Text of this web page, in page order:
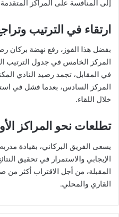
إلى المنافسة على المراكز
ارتقاء في الترتيب
المركز الخامس في جدول الترتيب
المركز السادس، بعدما فشل في
خلال اللقاء.
تطلعات نحو المراكز
يسعى الفريق البركاني، بقيادة
الإيجابي والاستمرار في تحقيق
المقبلة، من أجل الاقتراب أكثر من
القاري والمحلي.